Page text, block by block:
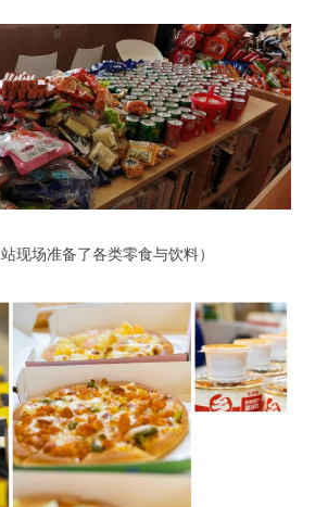
站现场准备了各类零食与饮料）